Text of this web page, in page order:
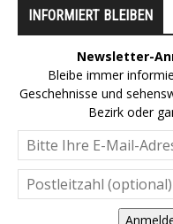
INFORMIERT BLEIBEN
Newsletter-
Bleibe immer
Geschehnisse und
Bezirk oder